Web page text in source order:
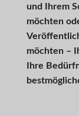
und Ihrem
möchten
möchten –
Ihre